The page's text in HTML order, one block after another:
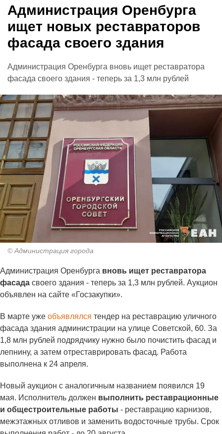
Администрация Оренбурга
ищет новых реставраторов
фасада своего здания
Администрация Оренбурга вновь ищет реставратора
фасада своего здания - теперь за 1,3 млн рублей
© Администрация города
Администрация Оренбурга вновь ищет реставратора
фасада своего здания - теперь за 1,3 млн рублей. Аукцион
объявлен на сайте «Госзакупки».
В марте уже объявлялся тендер на реставрацию уличного
фасада здания администрации на улице Советской, 60. За
1,8 млн рублей подрядчику нужно было почистить фасад и
лепнину, а затем отреставрировать фасад. Работа
выполнена к 24 апреля.
Новый аукцион с аналогичным названием появился 19
мая. Исполнитель должен выполнить реставрационные
и общестроительные работы - реставрацию карнизов,
межэтажных отливов и заменить водосточные трубы. Срок